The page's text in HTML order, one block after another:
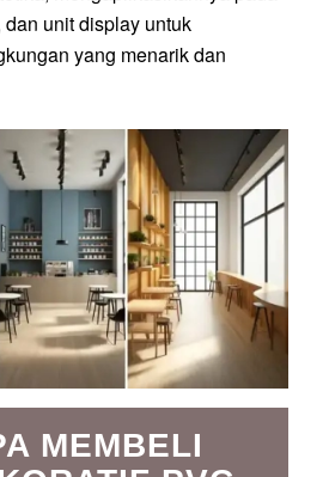
unit display untuk
yang menarik dan
MEMBELI